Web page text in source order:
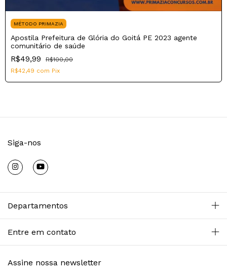
MÉTODO PRIMAZIA
Apostila Prefeitura de Glória do Goitá PE 2023 agente
comunitário de saúde
R$49,99
R$100,00
R$42,49 com Pix
Siga-nos
Departamentos
Entre em contato
Assine nossa newsletter